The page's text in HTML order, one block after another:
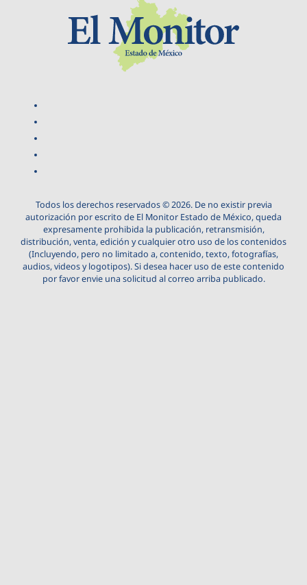
Todos los derechos reservados © 2026. De no existir previa
autorización por escrito de El Monitor Estado de México, queda
expresamente prohibida la publicación, retransmisión,
distribución, venta, edición y cualquier otro uso de los contenidos
(Incluyendo, pero no limitado a, contenido, texto, fotografías,
audios, videos y logotipos). Si desea hacer uso de este contenido
por favor envie una solicitud al correo arriba publicado.